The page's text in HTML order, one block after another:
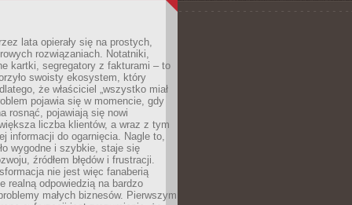
lata opierały się na prostych,
rozwiązaniach. Notatniki,
kartki, segregatory z fakturami – to
swoisty ekosystem, który
że właściciel „wszystko miał
pojawia się w momencie, gdy
rosnąć, pojawiają się nowi
liczba klientów, a wraz z tym
informacji do ogarnięcia. Nagle to,
wygodne i szybkie, staje się
źródłem błędów i frustracji.
nie jest więc fanaberią
realną odpowiedzią na bardzo
małych biznesów. Pierwszym